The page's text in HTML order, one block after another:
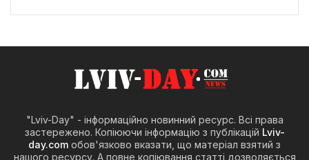
"Lviv-Day" - інформаційно новинний ресурс. Всі права
застережено. Копіюючи інформацію з публікацій Lviv-
day.com обов'язково вказати, що матеріал взятий з
нашого ресурсу. А повне копіювання статті дозволяється